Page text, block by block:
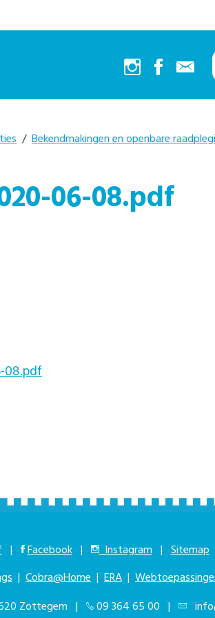
/ Bekendmakingen en openbare
06-08.pdf
08.pdf
| Facebook | Instagram | Sitemap
| Cobra@Home | ERA |
Zottegem |
09 364 65 00 |